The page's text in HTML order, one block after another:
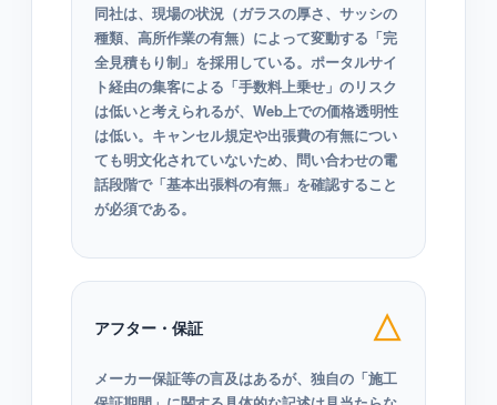
同社は、現場の状況（ガラスの厚さ、サッシの
種類、高所作業の有無）によって変動する「完
全見積もり制」を採用している。ポータルサイ
ト経由の集客による「手数料上乗せ」のリスク
は低いと考えられるが、Web上での価格透明性
は低い。キャンセル規定や出張費の有無につい
ても明文化されていないため、問い合わせの電
話段階で「基本出張料の有無」を確認すること
が必須である。
アフター・保証 △
メーカー保証等の言及はあるが、独自の「施工